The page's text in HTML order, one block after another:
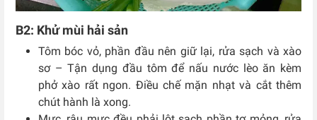
B2: Khử mùi hải sản
Tôm bóc vỏ, phần đầu nên giữ lại, rửa sạch và xào
sơ – Tận dụng đầu tôm để nấu nước lèo ăn kèm
phở xào rất ngon. Điều chế mặn nhạt và cắt thêm
chút hành là xong.